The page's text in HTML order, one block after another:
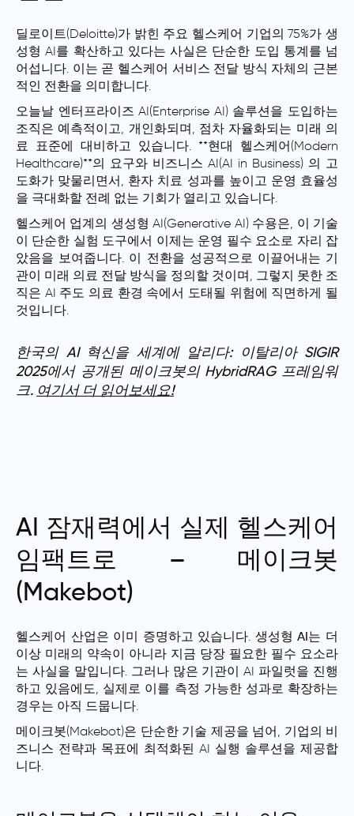
딜로이트(Deloitte)가 밝힌 주요 헬스케어 기업의 75%가 생
성형 AI를 확산하고 있다는 사실은 단순한 도입 통계를 넘
어섭니다. 이는 곧 헬스케어 서비스 전달 방식 자체의 근본
적인 전환을 의미합니다.
오늘날 엔터프라이즈 AI(Enterprise AI) 솔루션을 도입하는
조직은 예측적이고, 개인화되며, 점차 자율화되는 미래 의
료 표준에 대비하고 있습니다. **현대 헬스케어(Modern
Healthcare)**의 요구와 비즈니스 AI(AI in Business) 의 고
도화가 맞물리면서, 환자 치료 성과를 높이고 운영 효율성
을 극대화할 전례 없는 기회가 열리고 있습니다.
헬스케어 업계의 생성형 AI(Generative AI) 수용은, 이 기술
이 단순한 실험 도구에서 이제는 운영 필수 요소로 자리 잡
았음을 보여줍니다. 이 전환을 성공적으로 이끌어내는 기
관이 미래 의료 전달 방식을 정의할 것이며, 그렇지 못한 조
직은 AI 주도 의료 환경 속에서 도태될 위험에 직면하게 될
것입니다.
한국의 AI 혁신을 세계에 알리다: 이탈리아 SIGIR
2025에서 공개된 메이크봇의 HybridRAG 프레임워
크. 여기서 더 읽어보세요!
AI 잠재력에서 실제 헬스케어
임팩트로 – 메이크봇
(Makebot)
헬스케어 산업은 이미 증명하고 있습니다. 생성형 AI는 더
이상 미래의 약속이 아니라 지금 당장 필요한 필수 요소라
는 사실을 말입니다. 그러나 많은 기관이 AI 파일럿을 진행
하고 있음에도, 실제로 이를 측정 가능한 성과로 확장하는
경우는 아직 드뭅니다.
메이크봇(Makebot)은 단순한 기술 제공을 넘어, 기업의 비
즈니스 전략과 목표에 최적화된 AI 실행 솔루션을 제공합
니다.